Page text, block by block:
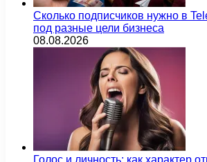
Сколько подписчиков нужно в
под разные цели бизнеса
08.08.2026
Голос и личность: как характер